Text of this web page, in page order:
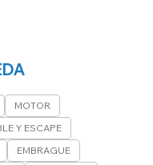
MOTOR
Y ESCAPE
EMBRAGUE